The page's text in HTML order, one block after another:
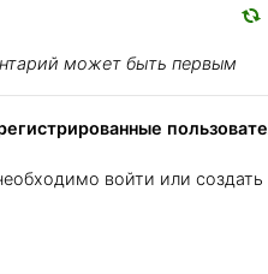
может быть первым
войти или создать